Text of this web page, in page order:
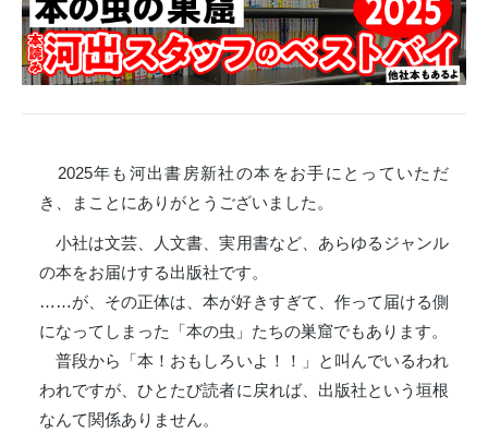
2025年も河出書房新社の本をお手にとっていただ
き、まことにありがとうございました。
小社は文芸、人文書、実用書など、あらゆるジャンル
の本をお届けする出版社です。
……が、その正体は、本が好きすぎて、作って届ける側
になってしまった「本の虫」たちの巣窟でもあります。
普段から「本！おもしろいよ！！」と叫んでいるわれ
われですが、ひとたび読者に戻れば、出版社という垣根
なんて関係ありません。